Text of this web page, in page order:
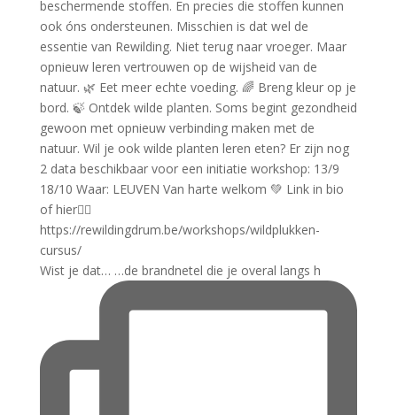
Wist je dat… …de brandnetel die je overal langs h